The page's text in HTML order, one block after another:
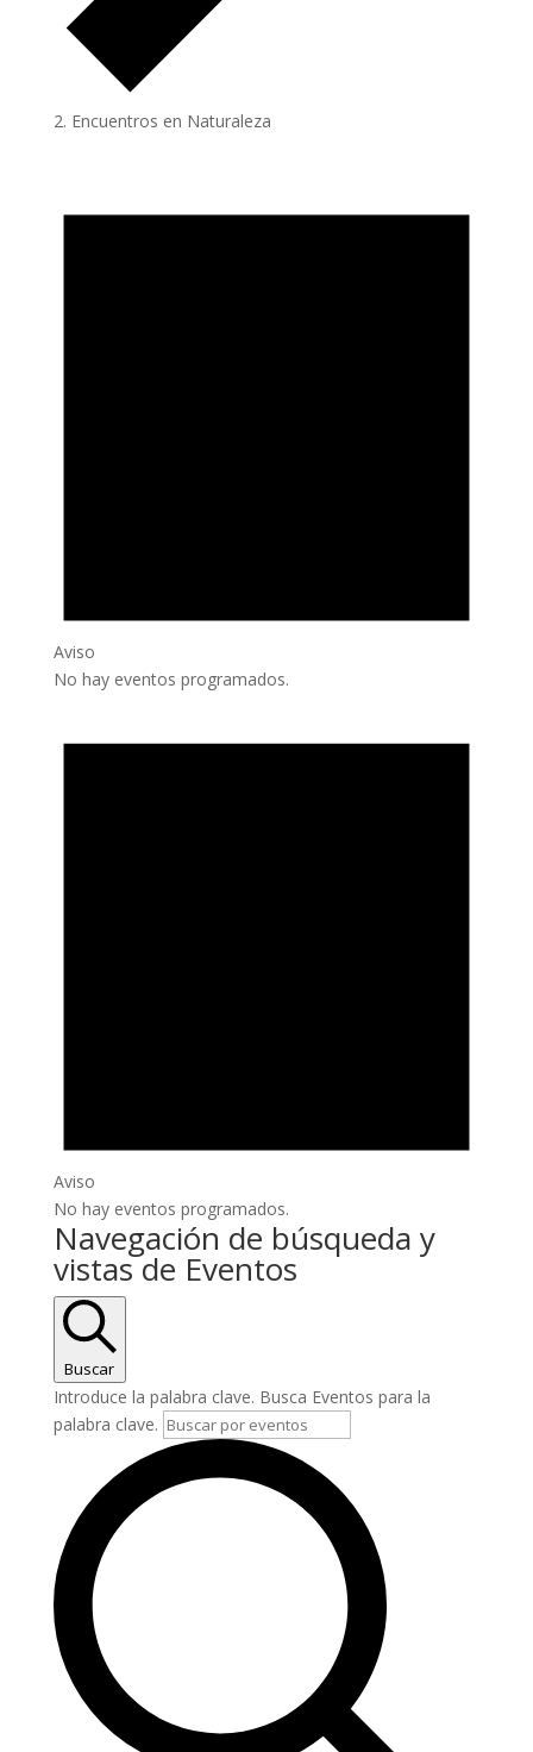
Encuentros en Naturaleza
Aviso
No hay eventos programados.
Aviso
No hay eventos programados.
Navegación de búsqueda y
vistas de Eventos
Buscar
Introduce la palabra clave. Busca Eventos para la
palabra clave.